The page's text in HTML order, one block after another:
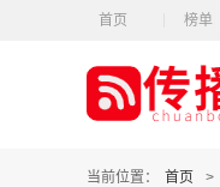
首页 榜单
当前位置： 首页 >